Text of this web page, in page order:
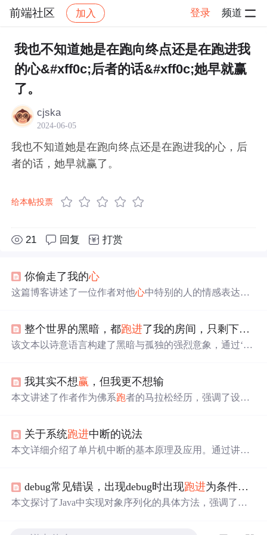
前端社区 加入 登录 频道
社区 前端社区 感慨 帖子详情
我也不知道她是在跑向终点还是在跑进我
的心&#xff0c;后者的话&#xff0c;她早就赢
了。
cjska
2024-06-05
我也不知道她是在跑向终点还是在跑进我的心，后
者的话，她早就赢了。
给本帖投票
21 回复 打赏
你偷走了我的心
这篇博客讲述了一位作者对他心中特别的人的情感表达。
整个世界的黑暗，都跑进了我的房间，只剩下两只寂寞的眼睛。
该文本以诗意语言构建了黑暗与孤独的强烈意象，通过‘整
但蕴含典型的文学隐喻手法，属于数字人文与文本情感分
析中的典型微观语料。
我其实不想赢 ，但我更不想输
本文讲述了作者作为佛系跑者的马拉松经历，强调了设定
再战。
关于系统跑进中断的说法
本文详细介绍了单片机中断的基本原理及应用。通过讲解
际运用方法。
debug常见错误，出现debug时出现跑进为条件为false的if语句
本文探讨了Java中实现对象序列化的具体方法，强调了在